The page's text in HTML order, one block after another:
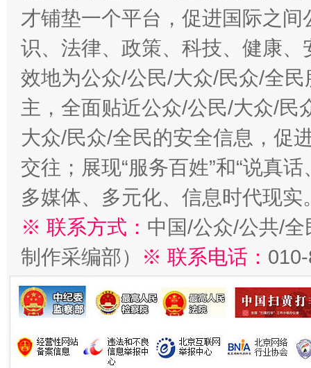
才铺垫一个平台，促进国际之
识、法律、政策、科技、健康
效地为公众/公民/大众/民众/全
主，全面贴近公众/公民/大众/民
大众/民众/全民的安全信息，促
交往；展现“服务百姓”和“说真
多媒体、多元化、信息时代现实
※ 联系方式： 中国/公众/公共/
制作采编部）
※ 联系电话：